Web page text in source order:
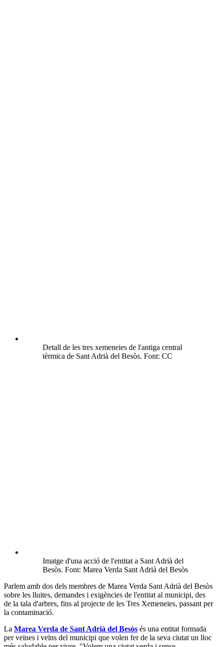
Detall de les tres xemeneies de l'antiga central
tèrmica de Sant Adrià del Besòs. Font: CC
Imatge d'una acció de l'entitat a Sant Adrià del
Besòs. Font: Marea Verda Sant Adrià del Besòs
Parlem amb dos dels membres de Marea Verda Sant Adrià del Besòs
sobre les lluites, demandes i exigències de l'entitat al municipi, des
de la tala d'arbres, fins al projecte de les Tres Xemeneies, passant per
la contaminació.
La Marea Verda de Sant Adrià del Besòs és una entitat formada
per veïnes i veïns del municipi que volen fer de la seva ciutat un lloc